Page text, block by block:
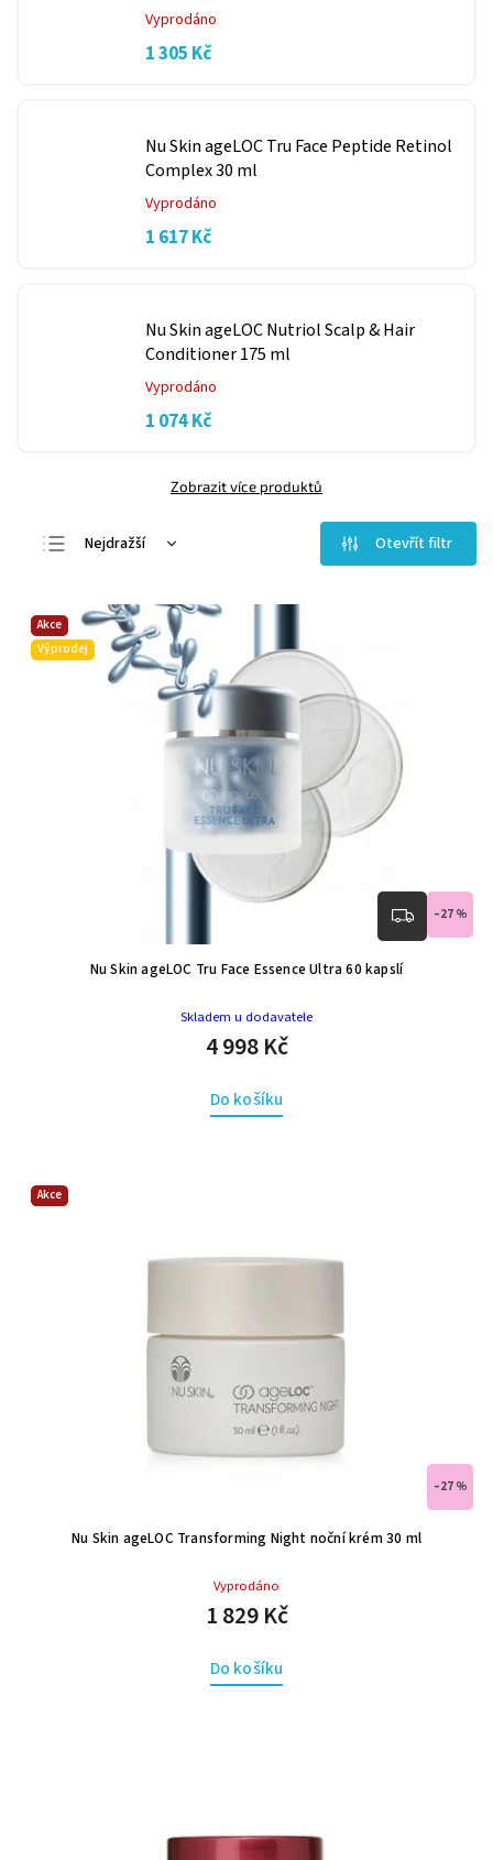
Vyprodáno
1 305 Kč
Nu Skin ageLOC Tru Face Peptide Retinol
Complex 30 ml
Vyprodáno
1 617 Kč
Nu Skin ageLOC Nutriol Scalp & Hair
Conditioner 175 ml
Vyprodáno
1 074 Kč
Zobrazit více produktů
Nejdražší
Nejprodávanější
Abecedně
Otevřít filtr
Akce
Výprodej
–27 %
Nu Skin ageLOC Tru Face Essence Ultra 60 kapslí
Skladem u dodavatele
4 998 Kč
Do košíku
Akce
–27 %
Nu Skin ageLOC Transforming Night noční krém 30 ml
Vyprodáno
1 829 Kč
Do košíku